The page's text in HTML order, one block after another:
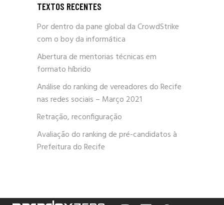
TEXTOS RECENTES
Por dentro da pane global da CrowdStrike
com o boy da informática
Abertura de mentorias técnicas em
formato híbrido
Análise do ranking de vereadores do Recife
nas redes sociais – Março 2021
Retração, reconfiguração
Avaliação do ranking de pré-candidatos à
Prefeitura do Recife